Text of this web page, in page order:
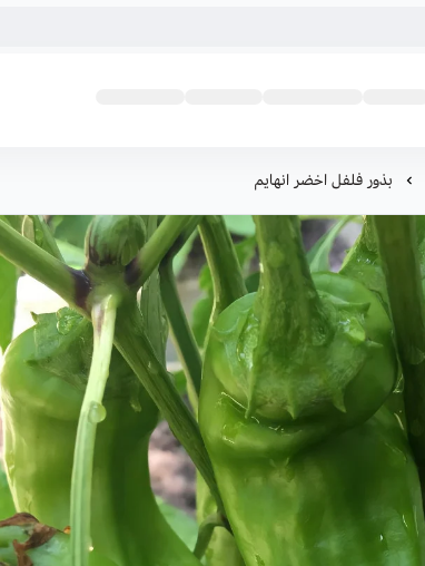
بذور فلفل اخضر انهايم ‏